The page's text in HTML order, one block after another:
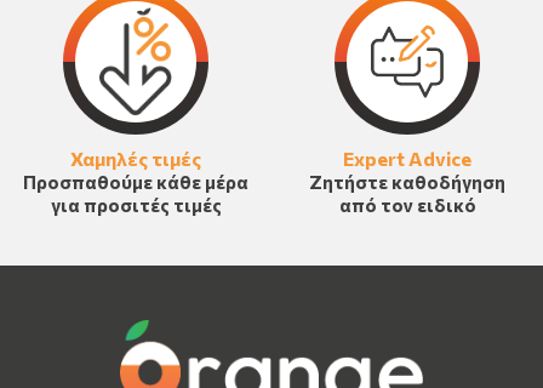
Χαμηλές τιμές
Προσπαθούμε κάθε μέρα
για προσιτές τιμές
Expert Advice
Ζητήστε καθοδήγηση
από τον ειδικό